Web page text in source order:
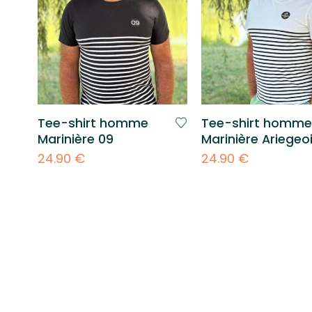
Tee-shirt homme
Marinière 09
24.90 €
Tee-shirt homme
Marinière
24.90 €